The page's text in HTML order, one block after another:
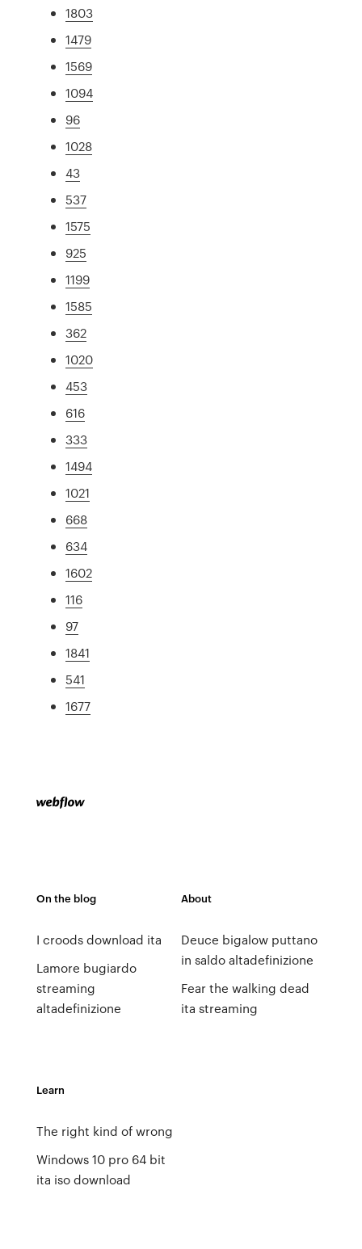
1803
1479
1569
1094
96
1028
43
537
1575
925
1199
1585
362
1020
453
616
333
1494
1021
668
634
1602
116
97
1841
541
1677
On the blog
I croods download ita
Lamore bugiardo
streaming
altadefinizione
About
Deuce bigalow puttano
in saldo altadefinizione
Fear the walking dead
ita streaming
Learn
The right kind of wrong
Windows 10 pro 64 bit
ita iso download